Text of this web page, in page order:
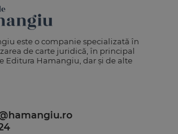
este o companie specializată în
de carte juridică, în principal
Editura Hamangiu, dar și de alte